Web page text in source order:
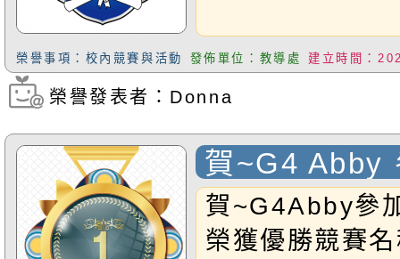
榮譽事項：校內競賽與活動 發佈單位：教導處 建立時間：
瀏覽次數：255
榮譽發表者：Donna
賀~G4 Abby
比賽榮獲優勝
賀~G4Abby參
榮獲優勝競賽